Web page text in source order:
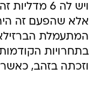
ויש לה 6
אלא שהפעם זה
המתעמלת
בתחרויות
וזכתה בזהב,